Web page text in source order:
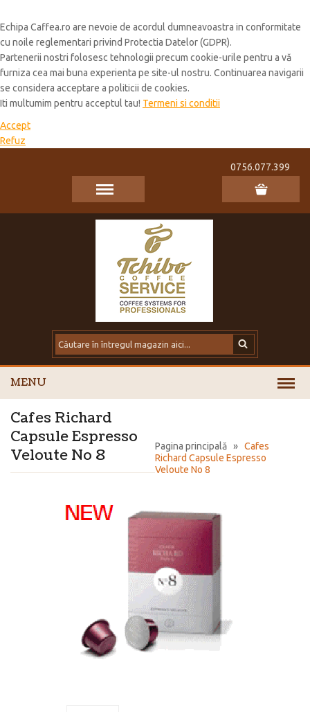
Echipa Caffea.ro are nevoie de acordul dumneavoastra in conformitate
cu noile reglementari privind Protectia Datelor (GDPR).
Partenerii nostri folosesc tehnologii precum cookie-urile pentru a vă
furniza cea mai buna experienta pe site-ul nostru. Continuarea navigarii
se considera acceptare a politicii de cookies.
Iti multumim pentru acceptul tau! Termeni si conditii
Accept
Refuz
0756.077.399
MENU
Pagina principală » Cafes
Richard Capsule Espresso
Veloute No 8
Cafes Richard
Capsule Espresso
Veloute No 8